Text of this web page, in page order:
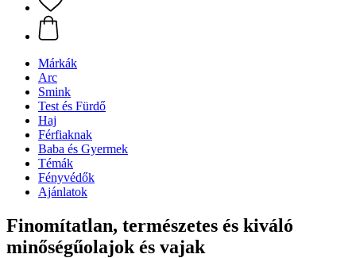
Márkák
Arc
Smink
Test és Fürdő
Haj
Férfiaknak
Baba és Gyermek
Témák
Fényvédők
Ajánlatok
Finomítatlan, természetes és kiváló
minőségűolajok és vajak